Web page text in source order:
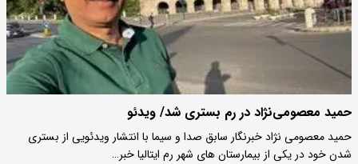
حمید معصومی‌نژاد در رم بستری شد/ ویدئو
حمید معصومی نژاد خبرنگار سابق صدا و سیما با انتشار ویدئویی از بستری
شدن خود در یکی از بیمارستان های شهر رم ایتالیا خبر…